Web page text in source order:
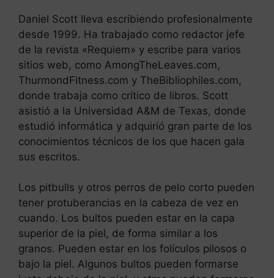
Daniel Scott lleva escribiendo profesionalmente
desde 1999. Ha trabajado como redactor jefe
de la revista «Requiem» y escribe para varios
sitios web, como AmongTheLeaves.com,
ThurmondFitness.com y TheBibliophiles.com,
donde trabaja como crítico de libros. Scott
asistió a la Universidad A&M de Texas, donde
estudió informática y adquirió gran parte de los
conocimientos técnicos de los que hacen gala
sus escritos.
Los pitbulls y otros perros de pelo corto pueden
tener protuberancias en la cabeza de vez en
cuando. Los bultos pueden estar en la capa
superior de la piel, de forma similar a los
granos. Pueden estar en los folículos pilosos o
bajo la piel. Algunos bultos pueden formarse